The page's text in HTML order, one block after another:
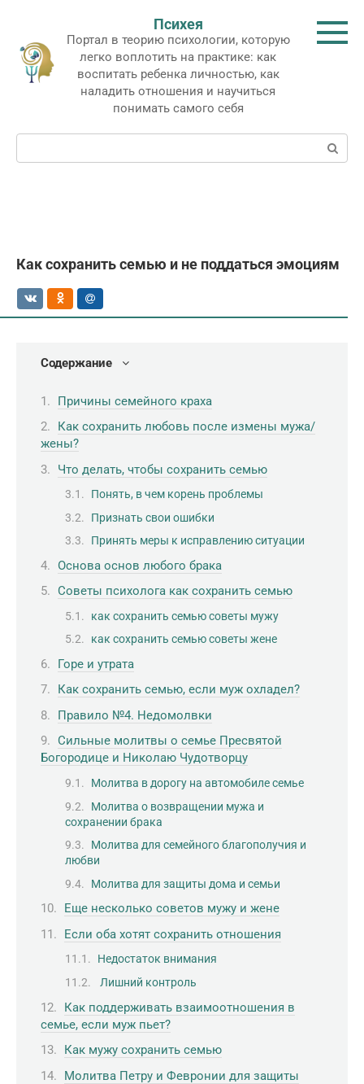
контенту
Психея
Портал в теорию психологии, которую
легко воплотить на практике: как
воспитать ребенка личностью, как
наладить отношения и научиться
понимать самого себя
Поиск:
Как сохранить семью и не поддаться эмоциям
Содержание
Причины семейного краха
Как сохранить любовь после измены мужа/
жены?
Что делать, чтобы сохранить семью
Понять, в чем корень проблемы
Признать свои ошибки
Принять меры к исправлению ситуации
Основа основ любого брака
Советы психолога как сохранить семью
как сохранить семью советы мужу
как сохранить семью советы жене
Горе и утрата
Как сохранить семью, если муж охладел?
Правило №4. Недомолвки
Сильные молитвы о семье Пресвятой
Богородице и Николаю Чудотворцу
Молитва в дорогу на автомобиле семье
Молитва о возвращении мужа и
сохранении брака
Молитва для семейного благополучия и
любви
Молитва для защиты дома и семьи
Еще несколько советов мужу и жене
Если оба хотят сохранить отношения
Недостаток внимания
Лишний контроль
Как поддерживать взаимоотношения в
семье, если муж пьет?
Как мужу сохранить семью
Молитва Петру и Февронии для защиты